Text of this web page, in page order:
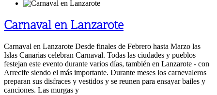
Carnaval en Lanzarote
Carnaval en Lanzarote Desde finales de Febrero hasta Marzo las
Islas Canarias celebran Carnaval. Todas las ciudades y pueblos
festejan este evento durante varios días, también en Lanzarote - con
Arrecife siendo el más importante. Durante meses los carnevaleros
preparan sus disfraces y vestidos y se reunen para ensayar bailes y
canciones. Las murgas y